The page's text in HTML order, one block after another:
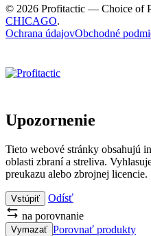
© 2026 Profitactic — Choice of
CHICAGO.
Ochrana údajovObchodné
Upozornenie
Tieto webové stránky obsahujú
oblasti zbraní a streliva.
preukazu alebo zbrojnej licencie.
Vstúpiť
Odísť
na porovnanie
Vymazať Porovnať produkty